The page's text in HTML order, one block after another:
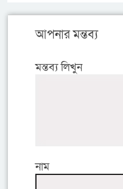
আপনার মন্তব্য
মন্তব্য লিখুন
নাম